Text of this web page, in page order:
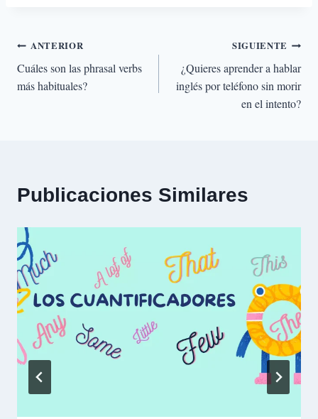
Navegación
de
ANTERIOR
Cuáles son las phrasal verbs
más habituales?
SIGUIENTE
¿Quieres aprender a hablar
inglés por teléfono sin morir
en el intento?
Publicaciones Similares